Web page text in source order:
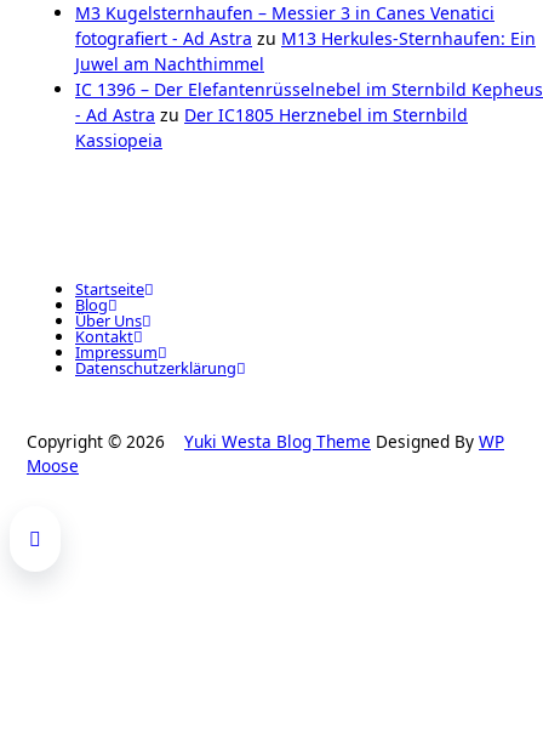
M3 Kugelsternhaufen – Messier 3 in Canes Venatici
fotografiert - Ad Astra zu M13 Herkules-Sternhaufen: Ein
Juwel am Nachthimmel
IC 1396 – Der Elefantenrüsselnebel im Sternbild Kepheus
- Ad Astra zu Der IC1805 Herznebel im Sternbild
Kassiopeia
Startseite
Blog
Über Uns
Kontakt
Impressum
Datenschutzerklärung
Copyright © 2026 Yuki Westa Blog Theme Designed By WP
Moose